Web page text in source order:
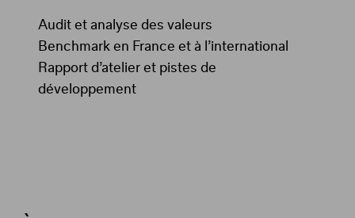
Audit et analyse des valeurs
Benchmark en France et à l’international
Rapport d’atelier et pistes de
développement